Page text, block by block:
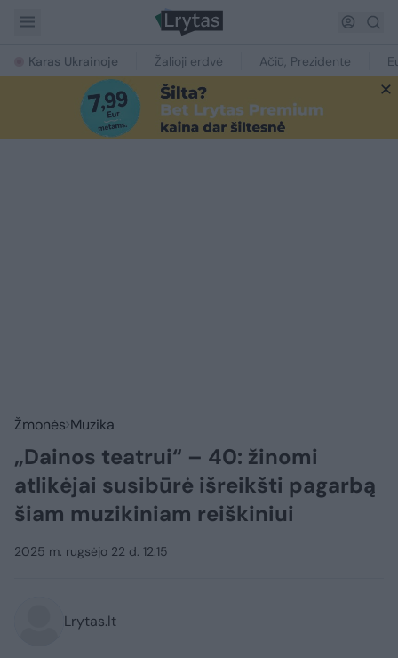
Karas Ukrainoje Žalioji erdvė Ačiū, Prezidente
Žmonės Muzika
„Dainos teatrui“ – 40: žinomi
atlikėjai susibūrė išreikšti pagarbą
šiam muzikiniam reiškiniui
2025 m. rugsėjo 22 d. 12:15
Lrytas.lt